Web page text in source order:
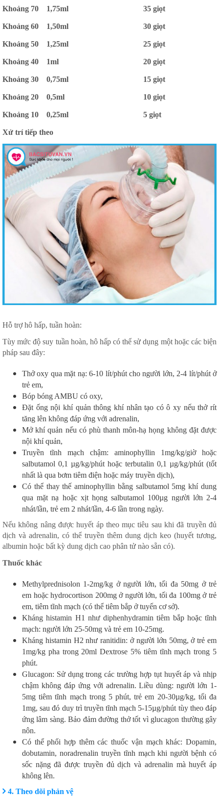
Khoảng 70 1,75ml 35 giọt
Khoảng 60 1,50ml 30 giọt
Khoảng 50 1,25ml 25 giọt
Khoảng 40 1ml 20 giọt
Khoảng 30 0,75ml 15 giọt
Khoảng 20 0,5ml 10 giọt
Khoảng 10 0,25ml 5 giọt
Xử trí tiếp theo
Hỗ trợ hô hấp, tuần hoàn:
Tùy mức độ suy tuần hoàn, hô hấp có thể sử dụng một hoặc các biện
pháp sau đây:
Thở oxy qua mặt nạ: 6-10 lít/phút cho người lớn, 2-4 lít/phút ở
trẻ em,
Bóp bóng AMBU có oxy,
Đặt ống nội khí quản thông khí nhân tạo có ô xy nếu thở rít
tăng lên không đáp ứng với adrenalin,
Mở khí quản nếu có phù thanh môn-hạ họng không đặt được
nội khí quản,
Truyền tĩnh mạch chậm: aminophyllin 1mg/kg/giờ hoặc
salbutamol 0,1 µg/kg/phút hoặc terbutalin 0,1 µg/kg/phút (tốt
nhất là qua bơm tiêm điện hoặc máy truyền dịch),
Có thể thay thế aminophyllin bằng salbutamol 5mg khí dung
qua mặt nạ hoặc xịt họng salbutamol 100µg người lớn 2-4
nhát/lần, trẻ em 2 nhát/lần, 4-6 lần trong ngày.
Nếu không nâng được huyết áp theo mục tiêu sau khi đã truyền đủ
dịch và adrenalin, có thể truyền thêm dung dịch keo (huyết tương,
albumin hoặc bất kỳ dung dịch cao phân tử nào sẵn có).
Thuốc khác
Methylprednisolon 1-2mg/kg ở người lớn, tối đa 50mg ở trẻ
em hoặc hydrocortison 200mg ở người lớn, tối đa 100mg ở trẻ
em, tiêm tĩnh mạch (có thể tiêm bắp ở tuyến cơ sở).
Kháng histamin H1 như diphenhydramin tiêm bắp hoặc tĩnh
mạch: người lớn 25-50mg và trẻ em 10-25mg.
Kháng histamin H2 như ranitidin: ở người lớn 50mg, ở trẻ em
1mg/kg pha trong 20ml Dextrose 5% tiêm tĩnh mạch trong 5
phút.
Glucagon: Sử dụng trong các trường hợp tụt huyết áp và nhịp
chậm không đáp ứng với adrenalin. Liều dùng: người lớn 1-
5mg tiêm tĩnh mạch trong 5 phút, trẻ em 20-30µg/kg, tối đa
1mg, sau đó duy trì truyền tĩnh mạch 5-15µg/phút tùy theo đáp
ứng lâm sàng. Bảo đảm đường thở tốt vì glucagon thường gây
nôn.
Có thể phối hợp thêm các thuốc vận mạch khác: Dopamin,
dobutamin, noradrenalin truyền tĩnh mạch khi người bệnh có
sốc nặng đã được truyền đủ dịch và adrenalin mà huyết áp
không lên.
4. Theo dõi phản vệ